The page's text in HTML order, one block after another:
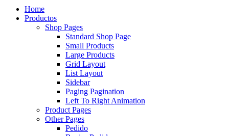
Home
Productos
Shop Pages
Standard Shop Page
Small Products
Large Products
Grid Layout
List Layout
Sidebar
Paging Pagination
Left To Right Animation
Product Pages
Other Pages
Pedido